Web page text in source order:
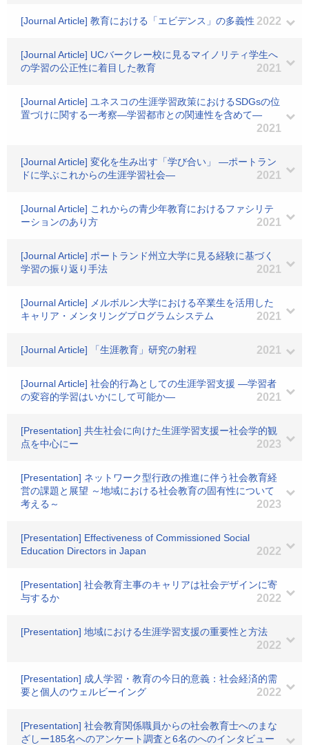
[Journal Article] 教育における「エビデンス」の多義性 2022
[Journal Article] UCバークレー校に見るマイノリティ学生へ
の学習の公正性に着目した教育
2021
[Journal Article] ユネスコの生涯学習政策におけるSDGsの位
置づけに関する一考察―学習都市との関連性を含めて―
2021
[Journal Article] 変化を生み出す「学び合い」 ―ポートラン
ドに学ぶこれからの生涯学習社会―
2021
[Journal Article] これからの青少年教育におけるファシリテ
ーションのあり方
2021
[Journal Article] ポートランド州立大学に見る経験に基づく
学習の振り返り手法
2021
[Journal Article] メルボルン大学における卒業生を活用した
キャリア・メンタリングプログラムシステム
2021
[Journal Article] 「生涯教育」研究の射程 2021
[Journal Article] 社会的行為としての生涯学習支援 ―学習者
の変容的学習はいかにして可能か―
2021
[Presentation] 共生社会に向けた生涯学習支援ー社会学的観
点を中心にー
2023
[Presentation] ネットワーク型行政の推進に伴う社会教育経
営の課題と展望 ～地域における社会教育の固有性について
考える～
2023
[Presentation] Effectiveness of Commissioned Social
Education Directors in Japan
2022
[Presentation] 社会教育主事のキャリアは社会デザインに寄
与するか
2022
[Presentation] 地域における生涯学習支援の重要性と方法
2022
[Presentation] 成人学習・教育の今日的意義：社会経済的需
要と個人のウェルビーイング
2022
[Presentation] 社会教育関係職員からの社会教育士へのまな
ざしー185名へのアンケート調査と6名のへのインタビュー